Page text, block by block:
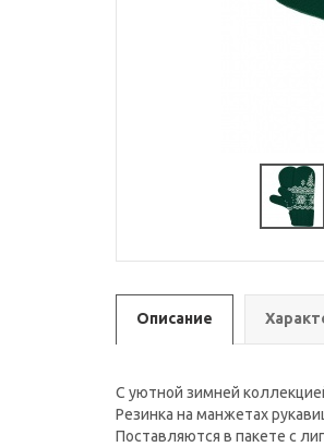
Описание
С уютной зимней
Резинка на манжетах
Поставляются в пакете с